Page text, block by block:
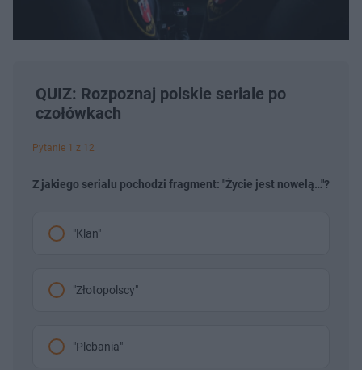
QUIZ: Rozpoznaj polskie seriale po
czołówkach
Pytanie 1 z 12
Z jakiego serialu pochodzi fragment: "Życie jest nowelą…"?
"Klan"
"Złotopolscy"
"Plebania"